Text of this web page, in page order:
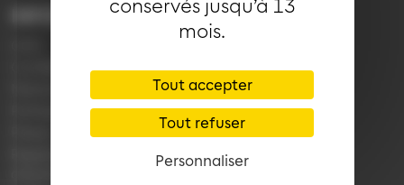
conservés jusqu’à 13
mois.
Tout accepter
Tout refuser
Personnaliser
INFORMATIONS
Confidentialité
Politique de cookies
LIENS
Payer un PV
Plan du réseau
e-Boutique